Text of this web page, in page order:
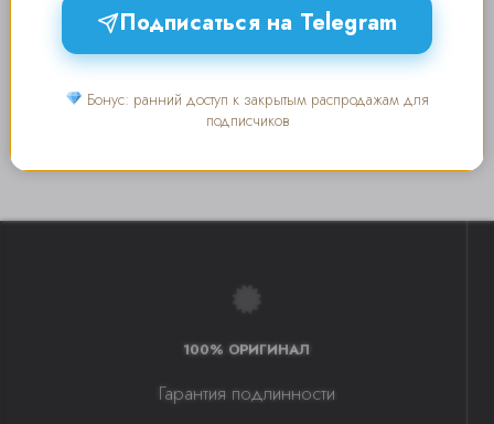
Premiata 23252
20 июля — добавлен
ОБУВЬ ЖЕНСКАЯ
100% ОРИГИНАЛ
Гарантия подлинности
Подписаться на Telegram
Бонус: ранний доступ к закрытым распродажам для
подписчиков